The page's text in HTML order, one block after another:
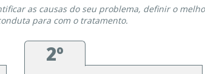
as causas do seu problema, definir o
para com o tratamento.
2º